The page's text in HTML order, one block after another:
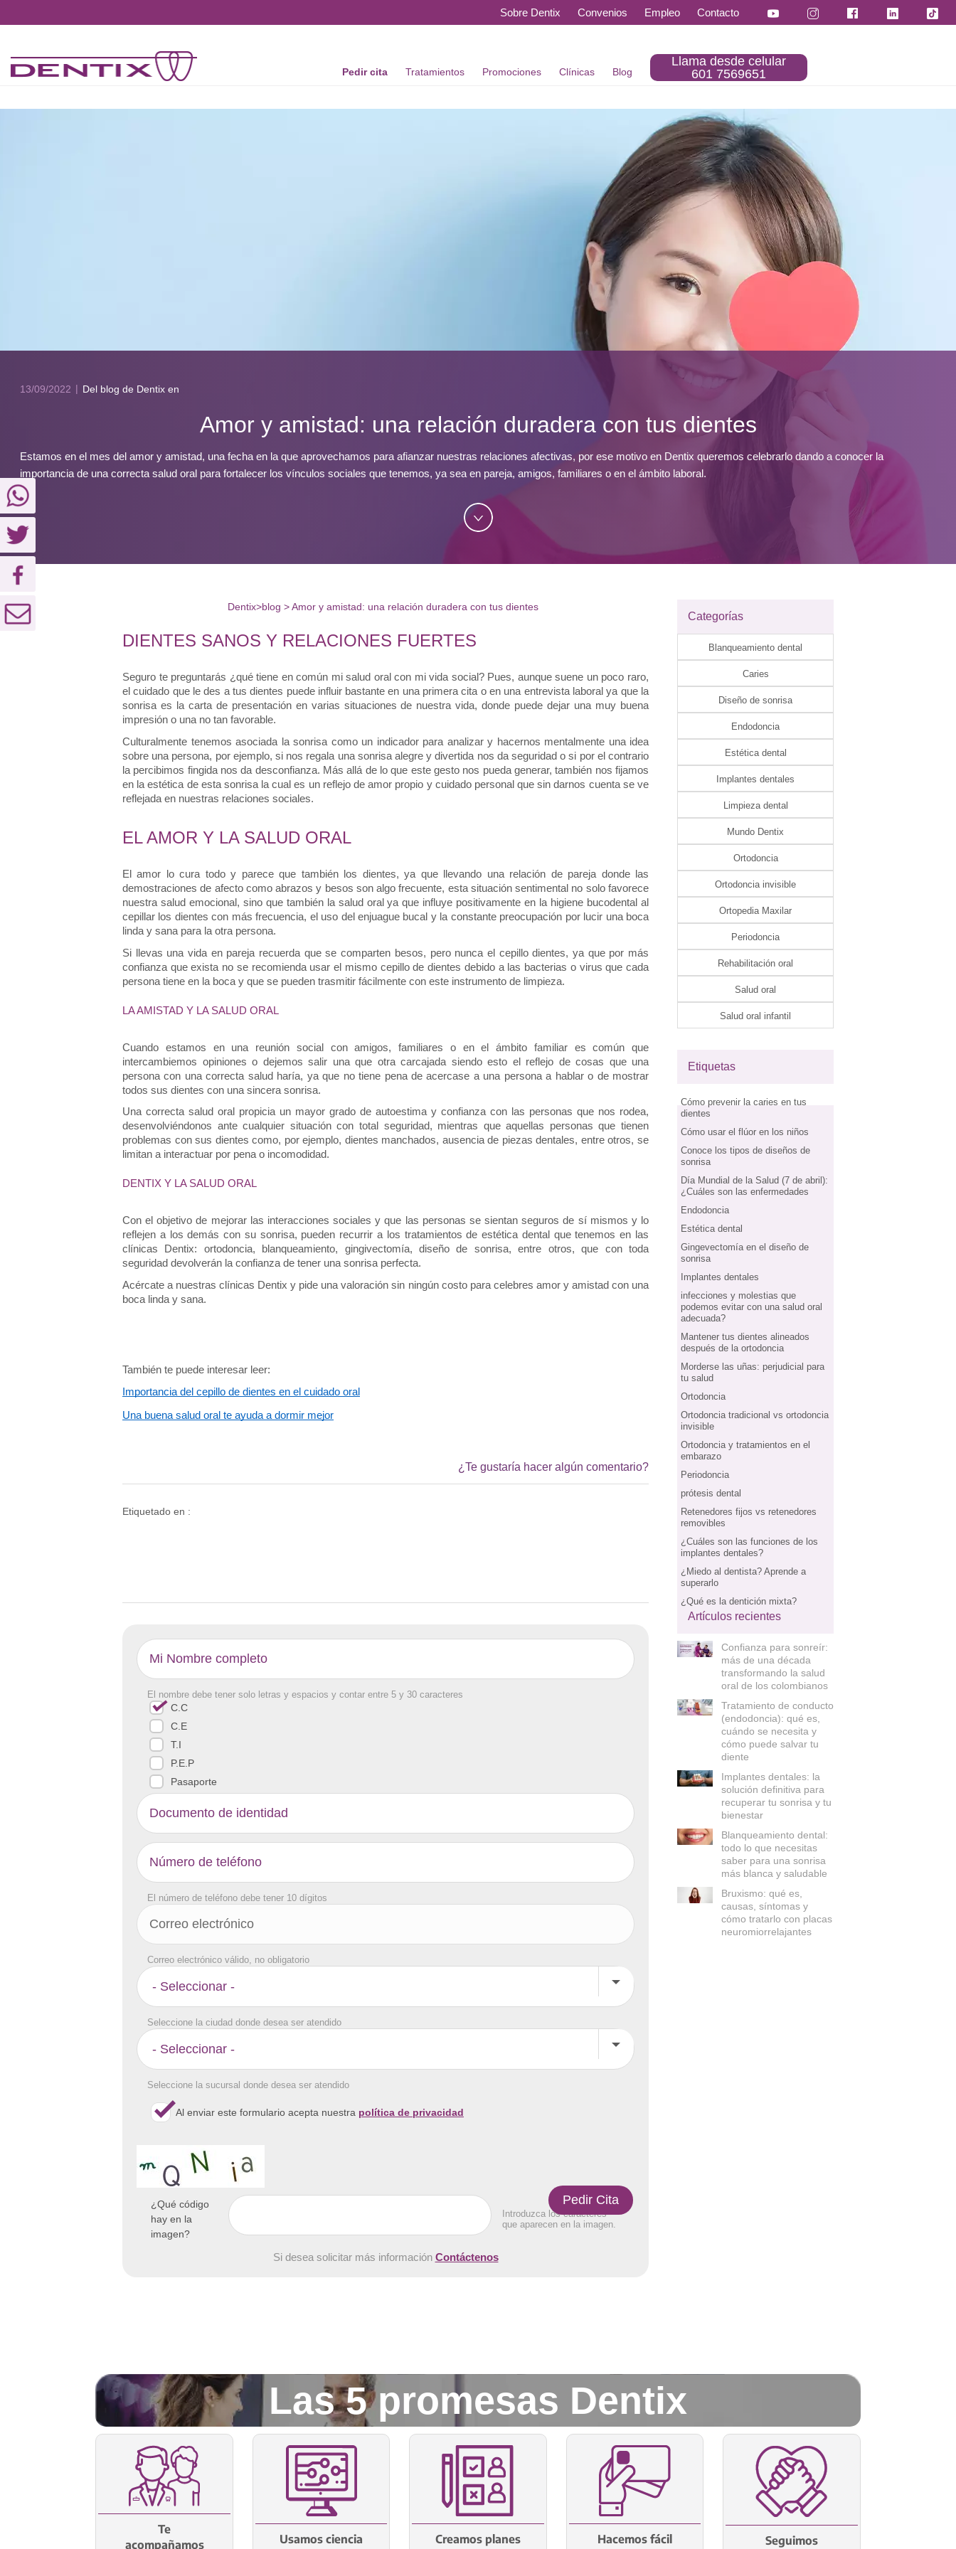
Sobre Dentix Convenios Empleo Contacto
Llama desde celular
601 7569651
Pedir cita Tratamientos Promociones Clínicas Blog
13/09/2022 Del blog de Dentix en
Amor y amistad: una relación duradera con tus dientes
Estamos en el mes del amor y amistad, una fecha en la que aprovechamos para afianzar nuestras relaciones afectivas, por ese motivo en Dentix queremos celebrarlo dando a conocer la
importancia de una correcta salud oral para fortalecer los vínculos sociales que tenemos, ya sea en pareja, amigos, familiares o en el ámbito laboral.
Dentix>blog >Amor y amistad: una relación duradera con tus dientes
DIENTES SANOS Y RELACIONES FUERTES
Seguro te preguntarás ¿qué tiene en común mi salud oral con mi vida social? Pues, aunque suene un poco raro,
el cuidado que le des a tus dientes puede influir bastante en una primera cita o en una entrevista laboral ya que la
sonrisa es la carta de presentación en varias situaciones de nuestra vida, donde puede dejar una muy buena
impresión o una no tan favorable.
Culturalmente tenemos asociada la sonrisa como un indicador para analizar y hacernos mentalmente una idea
sobre una persona, por ejemplo, si nos regala una sonrisa alegre y divertida nos da seguridad o si por el contrario
la percibimos fingida nos da desconfianza. Más allá de lo que este gesto nos pueda generar, también nos fijamos
en la estética de esta sonrisa la cual es un reflejo de amor propio y cuidado personal que sin darnos cuenta se ve
reflejada en nuestras relaciones sociales.
EL AMOR Y LA SALUD ORAL
El amor lo cura todo y parece que también los dientes, ya que llevando una relación de pareja donde las
demostraciones de afecto como abrazos y besos son algo frecuente, esta situación sentimental no solo favorece
nuestra salud emocional, sino que también la salud oral ya que influye positivamente en la higiene bucodental al
cepillar los dientes con más frecuencia, el uso del enjuague bucal y la constante preocupación por lucir una boca
linda y sana para la otra persona.
Si llevas una vida en pareja recuerda que se comparten besos, pero nunca el cepillo dientes, ya que por más
confianza que exista no se recomienda usar el mismo cepillo de dientes debido a las bacterias o virus que cada
persona tiene en la boca y que se pueden trasmitir fácilmente con este instrumento de limpieza.
LA AMISTAD Y LA SALUD ORAL
Cuando estamos en una reunión social con amigos, familiares o en el ámbito familiar es común que
intercambiemos opiniones o dejemos salir una que otra carcajada siendo esto el reflejo de cosas que una
persona con una correcta salud haría, ya que no tiene pena de acercase a una persona a hablar o de mostrar
todos sus dientes con una sincera sonrisa.
Una correcta salud oral propicia un mayor grado de autoestima y confianza con las personas que nos rodea,
desenvolviéndonos ante cualquier situación con total seguridad, mientras que aquellas personas que tienen
problemas con sus dientes como, por ejemplo, dientes manchados, ausencia de piezas dentales, entre otros, se
limitan a interactuar por pena o incomodidad.
DENTIX Y LA SALUD ORAL
Con el objetivo de mejorar las interacciones sociales y que las personas se sientan seguros de sí mismos y lo
reflejen a los demás con su sonrisa, pueden recurrir a los tratamientos de estética dental que tenemos en las
clínicas Dentix: ortodoncia, blanqueamiento, gingivectomía, diseño de sonrisa, entre otros, que con toda
seguridad devolverán la confianza de tener una sonrisa perfecta.
Acércate a nuestras clínicas Dentix y pide una valoración sin ningún costo para celebres amor y amistad con una
boca linda y sana.
También te puede interesar leer:
Importancia del cepillo de dientes en el cuidado oral
Una buena salud oral te ayuda a dormir mejor
¿Te gustaría hacer algún comentario?
Etiquetado en :
El nombre debe tener solo letras y espacios y contar entre 5 y 30 caracteres
C.C
C.E
T.I
P.E.P
Pasaporte
El número de teléfono debe tener 10 dígitos
Correo electrónico válido, no obligatorio
Seleccione la ciudad donde desea ser atendido
Seleccione la sucursal donde desea ser atendido
Al enviar este formulario acepta nuestra política de privacidad
¿Qué código
hay en la
imagen?
Introduzca los caracteres
que aparecen en la imagen.
Si desea solicitar más información Contáctenos
Categorías
Blanqueamiento dental
Caries
Diseño de sonrisa
Endodoncia
Estética dental
Implantes dentales
Limpieza dental
Mundo Dentix
Ortodoncia
Ortodoncia invisible
Ortopedia Maxilar
Periodoncia
Rehabilitación oral
Salud oral
Salud oral infantil
Etiquetas
Cómo prevenir la caries en tus
dientes
Cómo usar el flúor en los niños
Conoce los tipos de diseños de
sonrisa
Día Mundial de la Salud (7 de abril):
¿Cuáles son las enfermedades
Endodoncia
Estética dental
Gingevectomía en el diseño de
sonrisa
Implantes dentales
infecciones y molestias que
podemos evitar con una salud oral
adecuada?
Mantener tus dientes alineados
después de la ortodoncia
Morderse las uñas: perjudicial para
tu salud
Ortodoncia
Ortodoncia tradicional vs ortodoncia
invisible
Ortodoncia y tratamientos en el
embarazo
Periodoncia
prótesis dental
Retenedores fijos vs retenedores
removibles
¿Cuáles son las funciones de los
implantes dentales?
¿Miedo al dentista? Aprende a
superarlo
¿Qué es la dentición mixta?
Artículos recientes
Confianza para sonreír:
más de una década
transformando la salud
oral de los colombianos
Tratamiento de conducto
(endodoncia): qué es,
cuándo se necesita y
cómo puede salvar tu
diente
Implantes dentales: la
solución definitiva para
recuperar tu sonrisa y tu
bienestar
Blanqueamiento dental:
todo lo que necesitas
saber para una sonrisa
más blanca y saludable
Bruxismo: qué es,
causas, síntomas y
cómo tratarlo con placas
neuromiorrelajantes
Las 5 promesas Dentix
Te
acompañamos
Usamos ciencia
Creamos planes
Hacemos fácil
Seguimos